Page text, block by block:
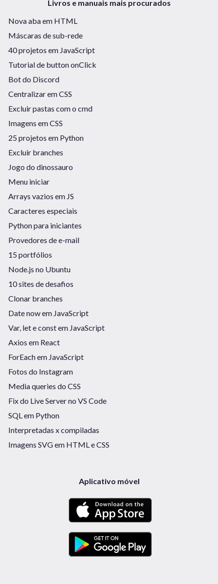
Livros e manuais mais procurados
Nova aba em HTML
Máscaras de sub-rede
40 projetos em JavaScript
Tutorial de button onClick
Bot do Discord
Centralizar em CSS
Excluir pastas com o cmd
Imagens em CSS
25 projetos em Python
Excluir branches
Jogo do dinossauro
Menu iniciar
Arrays vazios em JS
Caracteres especiais
Python para iniciantes
Provedores de e-mail
15 portfólios
Node.js no Ubuntu
10 sites de desafios
Clonar branches
Date now em JavaScript
Var, let e const em JavaScript
Axios em React
ForEach em JavaScript
Fotos do Instagram
Media queries do CSS
Fix do Live Server no VS Code
SQL em Python
Interpretadas x compiladas
Imagens SVG em HTML e CSS
Aplicativo móvel